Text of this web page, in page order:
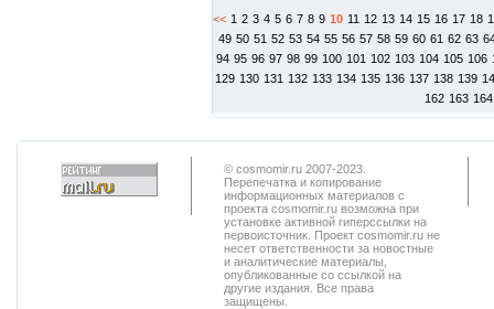
<< 1 2 3 4 5 6 7 8 9 10 11 12 13 14 15 16 17 18
49 50 51 52 53 54 55 56 57 58 59 60 61 62 63
94 95 96 97 98 99 100 101 102 103 104 105 106
129 130 131 132 133 134 135 136 137 138 139
162 163 164
© cosmomir.ru 2007-2023.
Перепечатка и копирование
информационных материалов с
проекта cosmomir.ru возможна при
установке активной гиперссылки на
первоисточник. Проект cosmomir.ru не
несет ответственности за новостные
и аналитические материалы,
опубликованные со ссылкой на
другие издания. Все права
защищены.